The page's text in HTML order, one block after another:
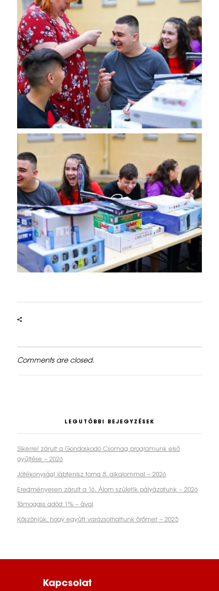
Comments are closed.
LEGUTÓBBI BEJEGYZÉSEK
Sikerrel zárult a Gondoskodó Csomag programunk első
gyűjtése – 2026
Jótékonysági lábtenisz torna 8. alkalommal – 2026
Eredményesen zárult a 16. Álom születik pályázatunk – 2026
Támogass adód 1% – ával
Köszönjük, hogy együtt varázsolhattunk örömet – 2025
Kapcsolat